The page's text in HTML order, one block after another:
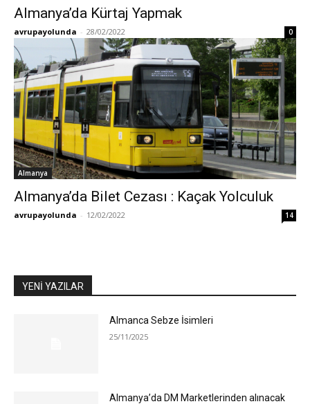
Almanya’da Kürtaj Yapmak
avrupayolunda - 28/02/2022 0
Almanya
Almanya’da Bilet Cezası : Kaçak Yolculuk
avrupayolunda - 12/02/2022 14
YENİ YAZILAR
Almanca Sebze İsimleri
25/11/2025
Almanya’da DM Marketlerinden alınacak